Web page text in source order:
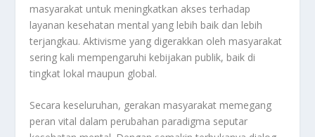
masyarakat untuk meningkatkan akses terhadap
layanan kesehatan mental yang lebih baik dan lebih
terjangkau. Aktivisme yang digerakkan oleh masyarakat
sering kali mempengaruhi kebijakan publik, baik di
tingkat lokal maupun global.
Secara keseluruhan, gerakan masyarakat memegang
peran vital dalam perubahan paradigma seputar